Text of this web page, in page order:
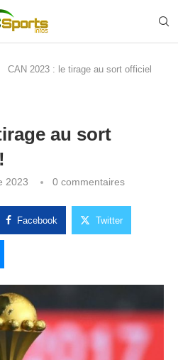
CAN 2023 : le tirage au sort officiel
au sort
2023 0 commentaires
Facebook Twitter